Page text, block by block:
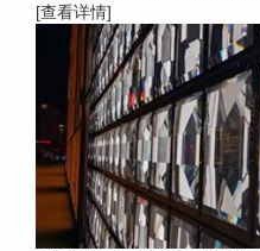
[查看详情]